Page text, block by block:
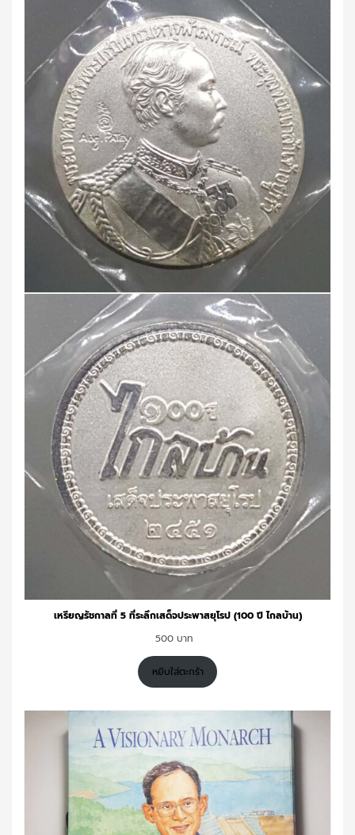
เหรียญรัชกาลที่ 5 ที่ระลึกเสด็จประพาสยุโรป (100 ปี ไกลบ้าน)
500
หยิบใส่ตะกร้า